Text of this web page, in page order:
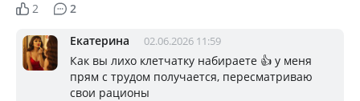
2
2
Екатерина 02.06.2026 11:59
Как вы лихо клетчатку набираете 👍 у меня
прям с трудом получается, пересматриваю
свои рационы